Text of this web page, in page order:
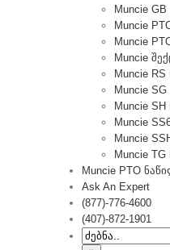
Muncie GB
Muncie
Muncie
Muncie
Muncie RS
Muncie SG
Muncie SH
Muncie
Muncie
Muncie TG
Muncie PTO
Ask An Expert
(877)-776-4600
(407)-872-1901
Ძებნა: